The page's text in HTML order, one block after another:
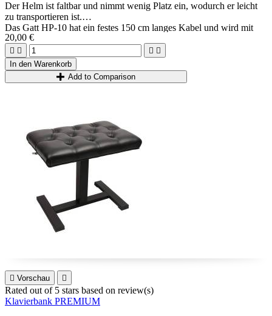
Der Helm ist faltbar und nimmt wenig Platz ein, wodurch er leicht
zu transportieren ist.
Das Gatt HP-10 hat ein festes 150 cm langes Kabel und wird mit
einem Adapterstecker von 3,5 mm auf 6,3 mm geliefert
Kabeldurchmesser: 2,2 mm x 1,5 m
Adapter: 3,5 mm + 6,3 mm Stereo
Nettogewicht: 190 g
20,00 €
   
In den Warenkorb
Add to Comparison
 Vorschau 
Rated out of 5 stars based on review(s)
Klavierbank PREMIUM